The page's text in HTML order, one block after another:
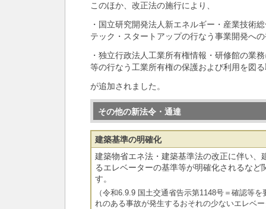
このほか、改正法の施行により、
・国立研究開発法人新エネルギー・産業技術
テック・スタートアップの行なう事業開発へ
・独立行政法人工業所有権情報・研修館の業
等の行なう工業所有権の保護および利用を図
が追加されました。
その他の新法令・通達
建築基準の明確化
建築物省エネ法・建築基準法の改正に伴い、
るエレベーターの基準等が明確化されるなど
す。
（令和6.9.9 国土交通省告示第1148号＝確認等
れのある事故が発生するおそれの少ないエレベ